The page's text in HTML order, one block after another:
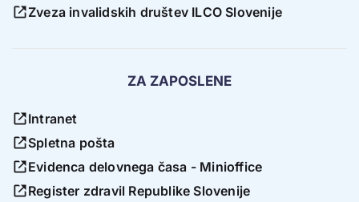
Zveza invalidskih društev ILCO Slovenije
ZA ZAPOSLENE
Intranet
Spletna pošta
Evidenca delovnega časa - Minioffice
Register zdravil Republike Slovenije